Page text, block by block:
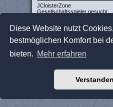
Diese Website nutzt
bestmöglichen Komfort bei
bieten. Mehr erfahren
JCloisterZone
Gesellschaftsspieler gesucht